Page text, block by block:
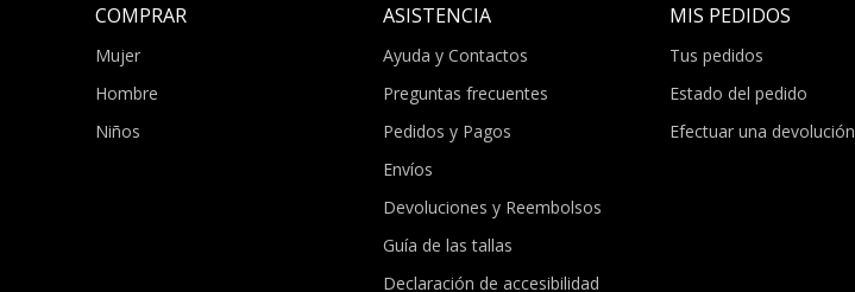
COMPRAR
Mujer
Hombre
Niños
ASISTENCIA
Ayuda y Contactos
Preguntas frecuentes
Pedidos y Pagos
Envíos
Devoluciones y Reembolsos
Guía de las tallas
Declaración de accesibilidad
MIS PEDIDOS
Tus pedidos
Estado del pedido
Efectuar una devolución